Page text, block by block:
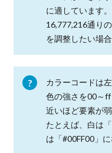
に適しています
16,777,216通り
を調整したい場
カラーコードは
色の強さを00～
近いほど要素が
たとえば、白は
は「#00FF00」に